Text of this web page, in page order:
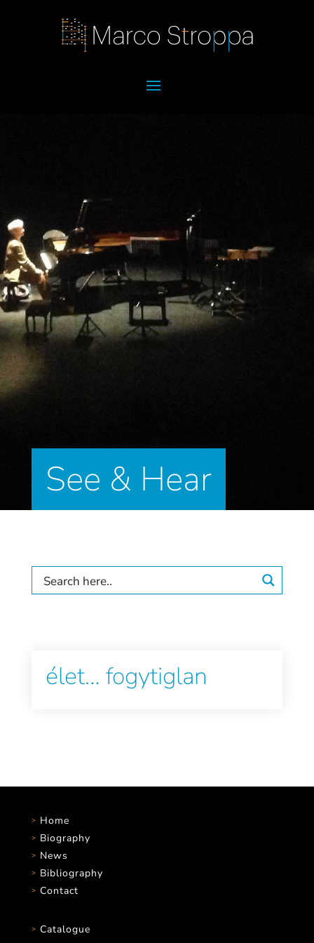
See & Hear
élet… fogytiglan
Home
Biography
News
Bibliography
Contact
Catalogue